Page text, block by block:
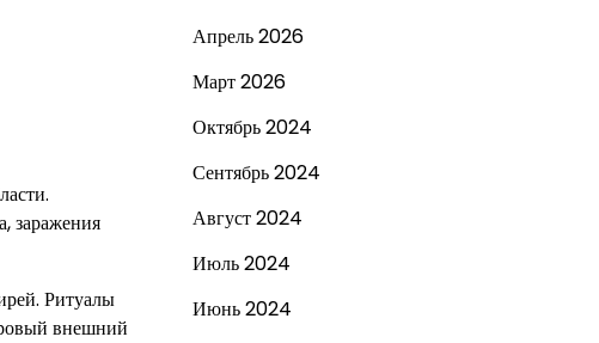
заражения
Ритуалы
внешний
Апрель 2026
Март 2026
Октябрь 2024
Сентябрь 2024
Август 2024
Июль 2024
Июнь 2024